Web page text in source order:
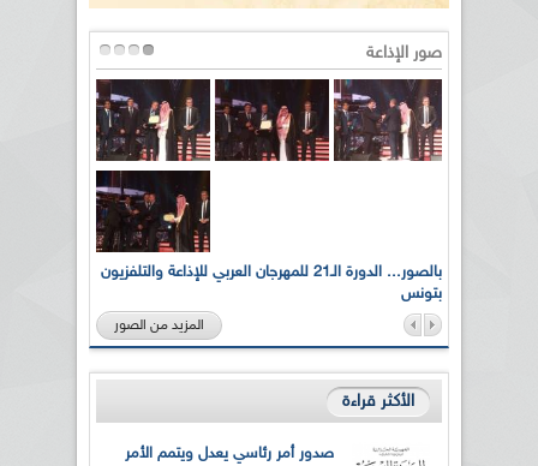
صور الإذاعة
بالصور... الدورة الـ21 للمهرجان العربي للإذاعة والتلفزيون
بتونس
المزيد من الصور
الأكثر قراءة
صدور أمر رئاسي يعدل ويتمم الأمر